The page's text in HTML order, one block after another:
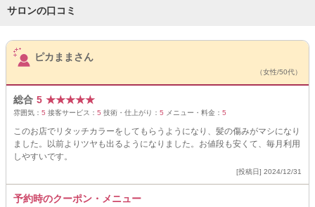
サロンの口コミ
サロンPick Up
ピカままさん
（女性/50代）
総合 5 ★★★★★
雰囲気： 5 接客サービス： 5 技術・仕上がり： 5 メニュー・料金： 5
このお店でリタッチカラーをしてもらうようになり、髪の傷みがマシになり
ました。以前よりツヤも出るようになりました。お値段も安くて、毎月利用
しやすいです。
[投稿日] 2024/12/31
予約時のクーポン・メニュー